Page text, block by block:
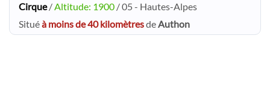
Cirque/Altitude: 1900 / 05 - Hautes-Alpes
Situéà moins de 40 kilomètresdeAuthon